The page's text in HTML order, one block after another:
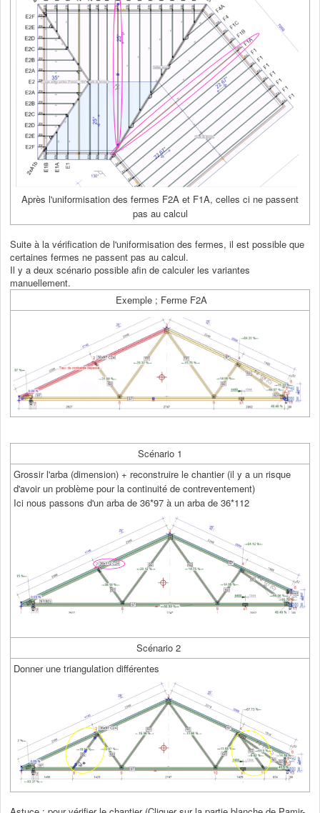
Après l'uniformisation des fermes F2A et F1A, celles ci ne passent
pas au calcul
Suite à la vérification de l'uniformisation des fermes, il est possible que
certaines fermes ne passent pas au calcul.
Il y a deux scénario possible afin de calculer les variantes
manuellement.
Exemple ; Ferme F2A
Scénario 1
Grossir l'arba (dimension) + reconstruire le chantier (il y a un risque
d'avoir un problème pour la continuité de contreventement)
Ici nous passons d'un arba de 36*97 à un arba de 36*112
Scénario 2
Donner une triangulation différentes